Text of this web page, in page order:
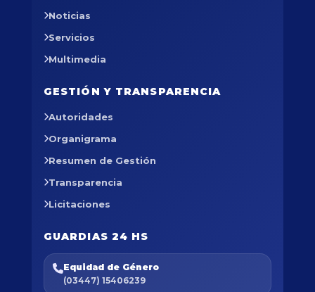
Noticias
Servicios
Multimedia
GESTIÓN Y TRANSPARENCIA
Autoridades
Organigrama
Resumen de Gestión
Transparencia
Licitaciones
GUARDIAS 24 HS
Equidad de Género
(03447) 15406239